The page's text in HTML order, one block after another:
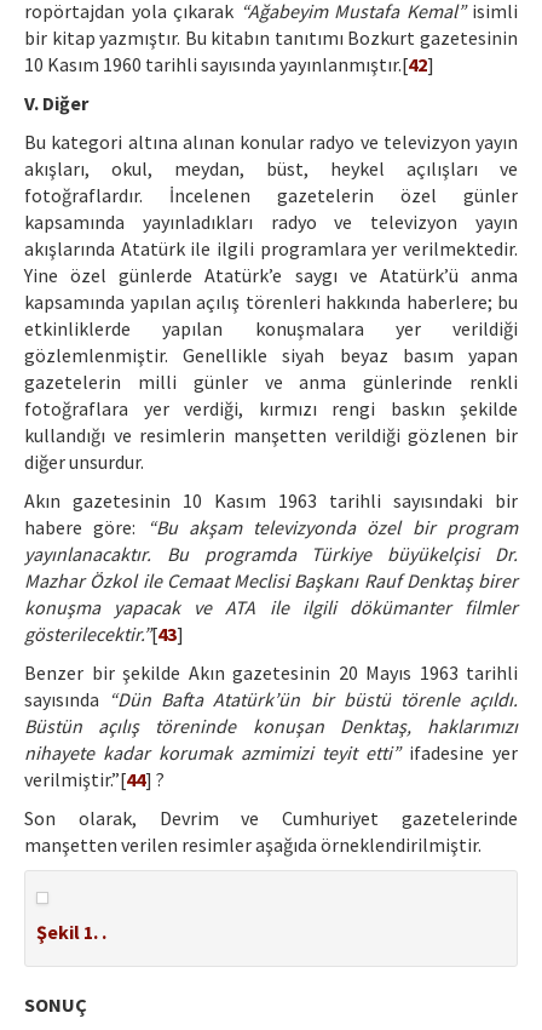
ropörtajdan yola çıkarak “Ağabeyim Mustafa Kemal”isimli
bir kitap yazmıştır. Bu kitabın tanıtımı Bozkurt gazetesinin
10 Kasım 1960 tarihli sayısında yayınlanmıştır.[42]
V. Diğer
Bu kategori altına alınan konular radyo ve televizyon yayın
akışları, okul, meydan, büst, heykel açılışları ve
fotoğraflardır. İncelenen gazetelerin özel günler
kapsamında yayınladıkları radyo ve televizyon yayın
akışlarında Atatürk ile ilgili programlara yer verilmektedir.
Yine özel günlerde Atatürk’e saygı ve Atatürk’ü anma
kapsamında yapılan açılış törenleri hakkında haberlere; bu
etkinliklerde yapılan konuşmalara yer verildiği
gözlemlenmiştir. Genellikle siyah beyaz basım yapan
gazetelerin milli günler ve anma günlerinde renkli
fotoğraflara yer verdiği, kırmızı rengi baskın şekilde
kullandığı ve resimlerin manşetten verildiği gözlenen bir
diğer unsurdur.
Akın gazetesinin 10 Kasım 1963 tarihli sayısındaki bir
habere göre:
“Bu akşam televizyonda özel bir program
yayınlanacaktır. Bu programda Türkiye büyükelçisi Dr.
Mazhar Özkol ile Cemaat Meclisi Başkanı Rauf Denktaş birer
konuşma yapacak ve ATA ile ilgili dökümanter filmler
gösterilecektir.”[43]
Benzer bir şekilde Akın gazetesinin 20 Mayıs 1963 tarihli
sayısında “Dün Bafta Atatürk’ün bir büstü törenle açıldı.
Büstün açılış töreninde konuşan Denktaş, haklarımızı
nihayete kadar korumak azmimizi teyit etti”ifadesine yer
verilmiştir.”[44] ?
Son olarak, Devrim ve Cumhuriyet gazetelerinde
manşetten verilen resimler aşağıda örneklendirilmiştir.
Şekil 1. .
SONUÇ